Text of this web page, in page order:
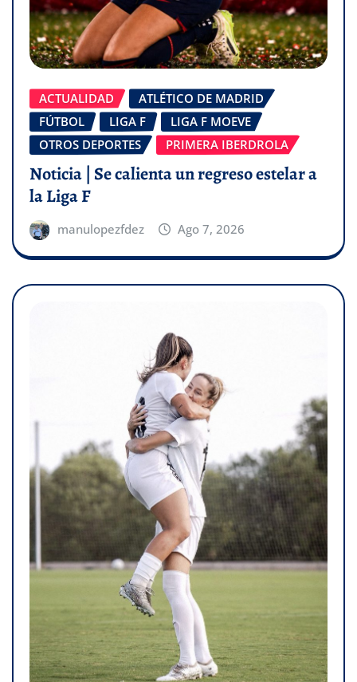
ACTUALIDAD
ATLÉTICO DE MADRID
FÚTBOL
LIGA F
LIGA F MOEVE
OTROS DEPORTES
PRIMERA IBERDROLA
Noticia | Se calienta un regreso estelar a
la Liga F
manulopezfdez Ago 7, 2026